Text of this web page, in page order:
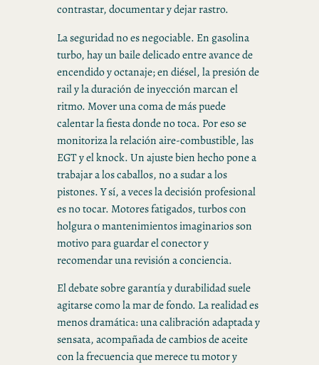
contrastar, documentar y dejar rastro.
La seguridad no es negociable. En gasolina
turbo, hay un baile delicado entre avance de
encendido y octanaje; en diésel, la presión de
rail y la duración de inyección marcan el
ritmo. Mover una coma de más puede
calentar la fiesta donde no toca. Por eso se
monitoriza la relación aire-combustible, las
EGT y el knock. Un ajuste bien hecho pone a
trabajar a los caballos, no a sudar a los
pistones. Y sí, a veces la decisión profesional
es no tocar. Motores fatigados, turbos con
holgura o mantenimientos imaginarios son
motivo para guardar el conector y
recomendar una revisión a conciencia.
El debate sobre garantía y durabilidad suele
agitarse como la mar de fondo. La realidad es
menos dramática: una calibración adaptada y
sensata, acompañada de cambios de aceite
con la frecuencia que merece tu motor y